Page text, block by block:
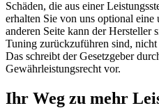
Schäden, die aus einer
erhalten Sie von uns optional eine
anderen Seite kann der Hersteller
Tuning zurückzuführen sind,
Das schreibt der Gesetzgeber
Gewährleistungsrecht vor.
Ihr Weg zu mehr